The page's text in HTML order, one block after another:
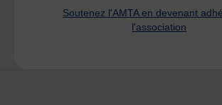
Soutenez l'AMTA en devenant
l'association